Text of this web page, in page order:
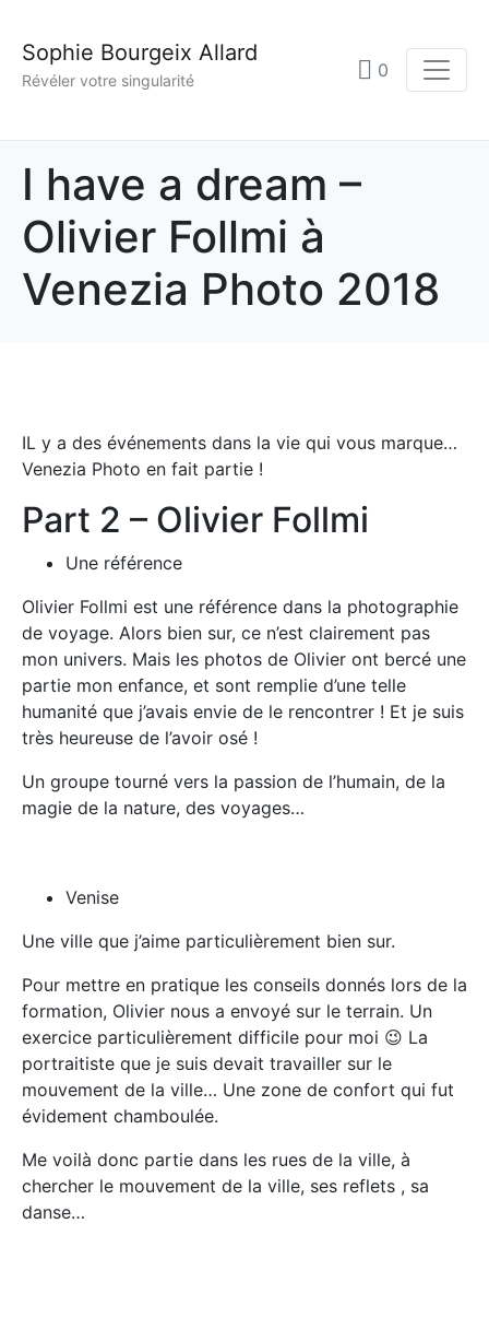
Sophie Bourgeix Allard
Révéler votre singularité 0
I have a dream –
Olivier Follmi à
Venezia Photo 2018
IL y a des événements dans la vie qui vous marque…
Venezia Photo en fait partie !
Part 2 – Olivier Follmi
Une référence
Olivier Follmi est une référence dans la photographie
de voyage. Alors bien sur, ce n’est clairement pas
mon univers. Mais les photos de Olivier ont bercé une
partie mon enfance, et sont remplie d’une telle
humanité que j’avais envie de le rencontrer ! Et je suis
très heureuse de l’avoir osé !
Un groupe tourné vers la passion de l’humain, de la
magie de la nature, des voyages…
Venise
Une ville que j’aime particulièrement bien sur.
Pour mettre en pratique les conseils donnés lors de la
formation, Olivier nous a envoyé sur le terrain. Un
exercice particulièrement difficile pour moi 😉 La
portraitiste que je suis devait travailler sur le
mouvement de la ville… Une zone de confort qui fut
évidement chamboulée.
Me voilà donc partie dans les rues de la ville, à
chercher le mouvement de la ville, ses reflets , sa
danse…